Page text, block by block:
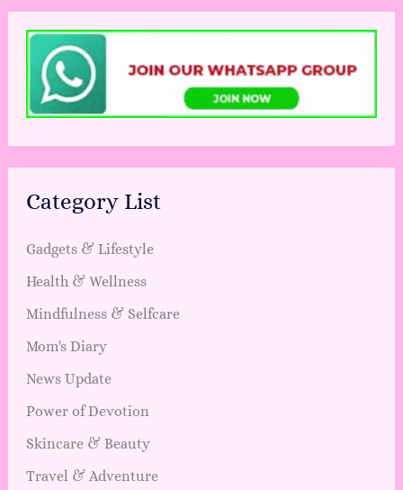
Category List
Gadgets & Lifestyle
Health & Wellness
Mindfulness & Selfcare
Mom's Diary
News Update
Power of Devotion
Skincare & Beauty
Travel & Adventure